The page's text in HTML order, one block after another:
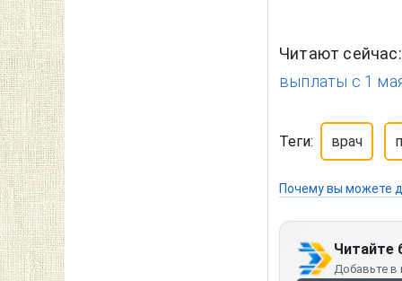
Читают
выплаты с 1
Теги: врач
Почему вы можете
Читайте
Добавьте в